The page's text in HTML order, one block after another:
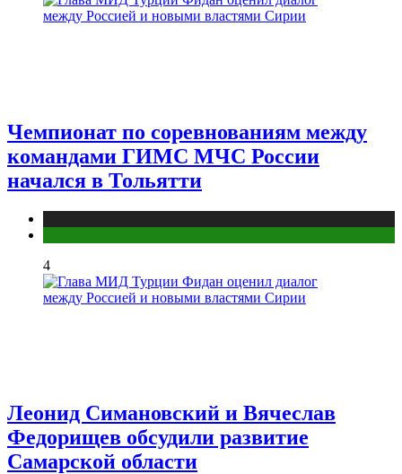
Чемпионат по соревнованиям между
командами ГИМС МЧС России
начался в Тольятти
4
Леонид Симановский и Вячеслав
Федорищев обсудили развитие
Самарской области